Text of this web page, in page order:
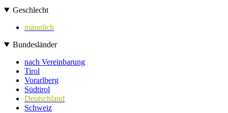
Geschlecht
männlich
Bundesländer
nach Vereinbarung
Tirol
Vorarlberg
Südtirol
Deutschland
Schweiz